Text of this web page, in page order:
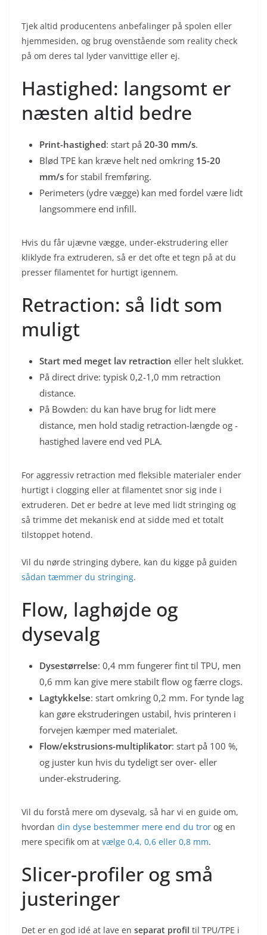
Tjek altid producentens anbefalinger på spolen eller
hjemmesiden, og brug ovenstående som reality check
på om deres tal lyder vanvittige eller ej.
Hastighed: langsomt er
næsten altid bedre
Print-hastighed: start på 20-30 mm/s.
Blød TPE kan kræve helt ned omkring 15-20
mm/s for stabil fremføring.
Perimeters (ydre vægge) kan med fordel være lidt
langsommere end infill.
Hvis du får ujævne vægge, under-ekstrudering eller
kliklyde fra extruderen, så er det ofte et tegn på at du
presser filamentet for hurtigt igennem.
Retraction: så lidt som
muligt
Start med meget lav retraction eller helt slukket.
På direct drive: typisk 0,2-1,0 mm retraction
distance.
På Bowden: du kan have brug for lidt mere
distance, men hold stadig retraction-længde og -
hastighed lavere end ved PLA.
For aggressiv retraction med fleksible materialer ender
hurtigt i clogging eller at filamentet snor sig inde i
extruderen. Det er bedre at leve med lidt stringing og
så trimme det mekanisk end at sidde med et totalt
tilstoppet hotend.
Vil du nørde stringing dybere, kan du kigge på guiden
sådan tæmmer du stringing.
Flow, laghøjde og
dysevalg
Dysestørrelse: 0,4 mm fungerer fint til TPU, men
0,6 mm kan give mere stabilt flow og færre clogs.
Lagtykkelse: start omkring 0,2 mm. For tynde lag
kan gøre ekstruderingen ustabil, hvis printeren i
forvejen kæmper med materialet.
Flow/ekstrusions-multiplikator: start på 100 %,
og juster kun hvis du tydeligt ser over- eller
under-ekstrudering.
Vil du forstå mere om dysevalg, så har vi en guide om,
hvordan din dyse bestemmer mere end du tror og en
mere specifik om at vælge 0,4, 0,6 eller 0,8 mm.
Slicer-profiler og små
justeringer
Det er en god idé at lave en separat profil til TPU/TPE i